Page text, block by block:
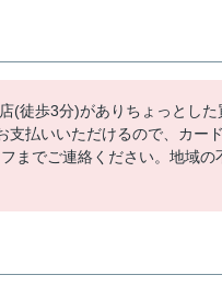
(徒歩3分)がありちょっとした
支払いいただけるので、カー
までご連絡ください。地域の